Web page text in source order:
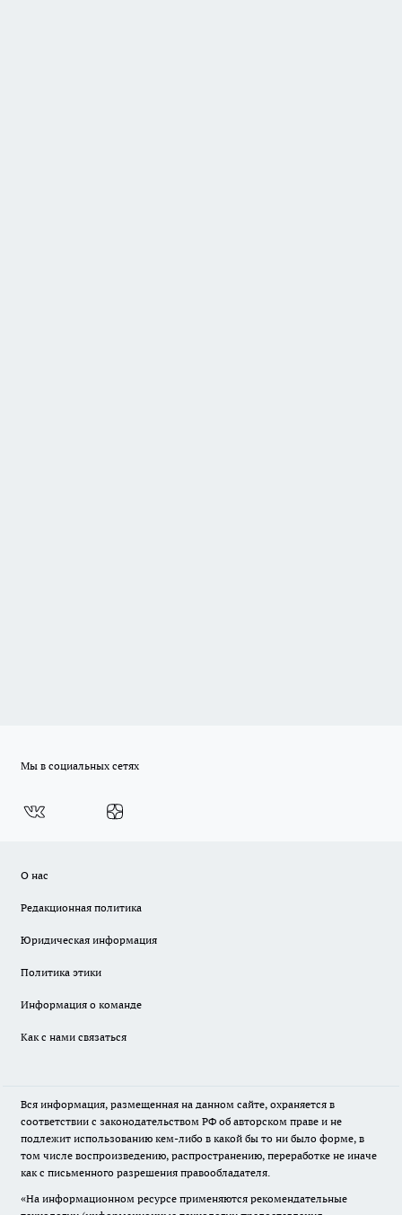
Мы в социальных сетях
О нас
Редакционная политика
Юридическая информация
Политика этики
Информация о команде
Как с нами связаться
Вся информация, размещенная на данном сайте, охраняется в
соответствии с законодательством РФ об авторском праве и не
подлежит использованию кем-либо в какой бы то ни было форме, в
том числе воспроизведению, распространению, переработке не иначе
как с письменного разрешения правообладателя.
«На информационном ресурсе применяются рекомендательные